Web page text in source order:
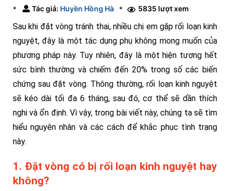
*
Tác giả: Huyền Hồng Hà * 5835 lượt xem
Sau khi đặt vòng tránh thai, nhiều chị em gặp rối loạn kinh
nguyệt, đây là một tác dụng phụ không mong muốn của
phương pháp này. Tuy nhiên, đây là một hiện tượng hết
sức bình thường và chiếm đến 20% trong số các biến
chứng sau đặt vòng. Thông thường, rối loạn kinh nguyệt
sẽ kéo dài tối đa 6 tháng, sau đó, cơ thể sẽ dần thích
nghi và ổn định. Vì vậy, trong bài viết này, chúng ta sẽ tìm
hiểu nguyên nhân và các cách để khắc phục tình trạng
này.
1. Đặt vòng có bị rối loạn kinh nguyệt hay
không?